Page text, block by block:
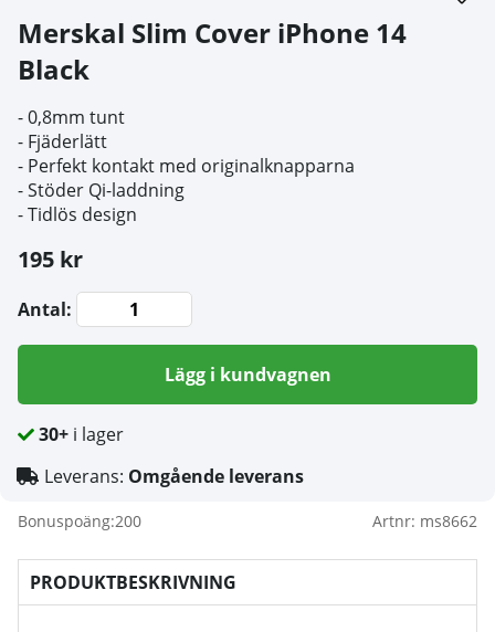
Merskal Slim Cover iPhone 14
Black
- 0,8mm tunt
- Fjäderlätt
- Perfekt kontakt med originalknapparna
- Stöder Qi-laddning
- Tidlös design
195 kr
Antal:
Lägg i kundvagnen
30+ i lager
Leverans: Omgående leverans
Bonuspoäng:200 Artnr: ms8662
PRODUKTBESKRIVNING